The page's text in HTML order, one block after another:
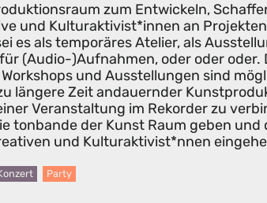
zum Entwickeln,
und Kulturaktivist*innen an
es als temporäres Atelier, als
(Audio-)Aufnahmen, oder oder
und Ausstellungen sind
längere Zeit andauernder
Veranstaltung im Rekorder zu
tonbande der Kunst Raum geben
und Kulturaktivist*nnen
Party